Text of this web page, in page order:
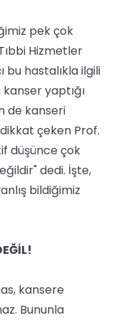
pek çok
Hizmetler
bu hastalıkla ilgili
yaptığı
de kanseri
çeken Prof.
düşünce çok
dedi. İşte,
bildiğimiz
kansere
Bununla